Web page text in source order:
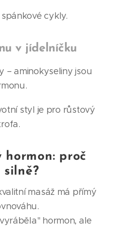
cykly.
v jídelníčku
– aminokyseliny jsou
styl je pro růstový
hormon: proč
masáž má přímý
hormon, ale